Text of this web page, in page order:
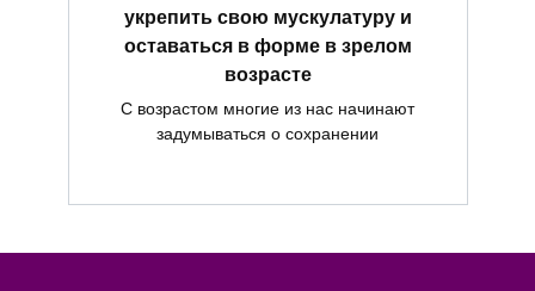
укрепить свою мускулатуру и
оставаться в форме в зрелом
возрасте
С возрастом многие из нас начинают
задумываться о сохранении